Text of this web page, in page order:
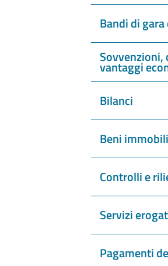
Bandi di
vantaggi
Bilanci
Beni
Controlli e
Servizi
Pagamenti